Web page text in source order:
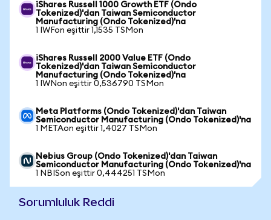
iShares Russell 1000 Growth ETF (Ondo
Tokenized)'dan Taiwan Semiconductor
Manufacturing (Ondo Tokenized)'na
1 IWFon eşittir 1,1535 TSMon
iShares Russell 2000 Value ETF (Ondo
Tokenized)'dan Taiwan Semiconductor
Manufacturing (Ondo Tokenized)'na
1 IWNon eşittir 0,536790 TSMon
Meta Platforms (Ondo Tokenized)'dan Taiwan
Semiconductor Manufacturing (Ondo Tokenized)'na
1 METAon eşittir 1,4027 TSMon
Nebius Group (Ondo Tokenized)'dan Taiwan
Semiconductor Manufacturing (Ondo Tokenized)'na
1 NBISon eşittir 0,444251 TSMon
Sorumluluk Reddi